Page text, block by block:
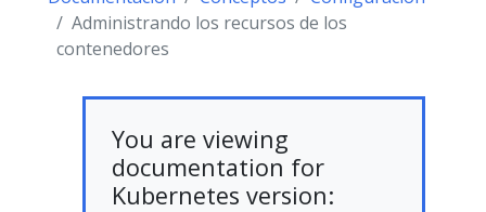
Administrando los recursos de los
contenedores
You are viewing
documentation for
Kubernetes version: